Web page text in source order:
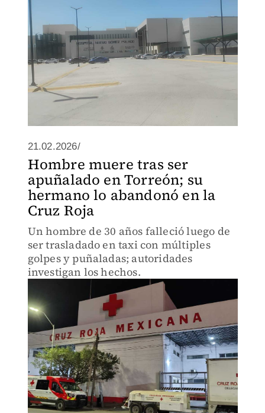
21.02.2026/
Hombre muere tras ser
apuñalado en Torreón; su
hermano lo abandonó en la
Cruz Roja
Un hombre de 30 años falleció luego de
ser trasladado en taxi con múltiples
golpes y puñaladas; autoridades
investigan los hechos.